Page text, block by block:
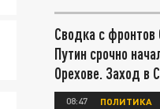
Сводка с фронтов
Путин срочно
Орехове. Заход в
08:47 ПОЛИТИКА